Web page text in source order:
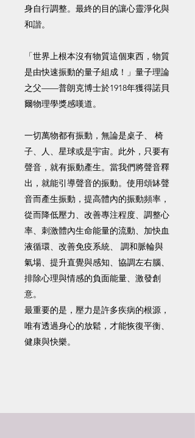
身自行調整。最終的目的讓心靈淨化與
和諧。
「世界上根本沒有物質這個東西，物質
是由快速振動的量子組成！」量子理論
之父——普朗克博士於1918年獲得諾貝
爾物理學獎感嘆道。
一切萬物都有振動，無論是桌子、 椅
子、人、星球或是宇宙。此外，只要有
聲音，就有振動產生。當我們將聲音釋
出，就能引導聲音的振動。使用頌缽聲
音而產生振動，提高體內的振動頻率，
從而降低壓力、改善專注程度、調整心
率、刺激體內生命能量的流動、加快血
液循環、改善免疫系統、 調和脈輪與
氣場、提升直覺與感知、協調左右腦、
排除心理與情感的負面能量、激發創
意。
最重要的是，壓力是許多疾病的根源，
唯有透過身心的放鬆，才能恢復平衡、
健康與快樂。